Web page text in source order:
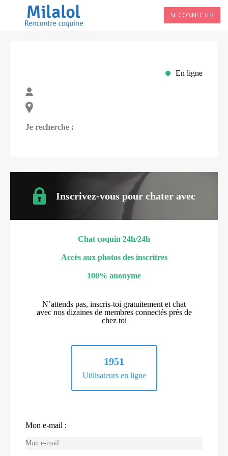
SE CONNECTER
En ligne
Je recherche :
Inscrivez-vous pour chater avec
Chat coquin 24h/24h
Accès aux photos des inscritres
100% anonyme
N’attends pas, inscris-toi gratuitement et chat
avec nos dizaines de membres connectés près de
chez toi
1951
Utilisateurs en ligne
Mon e-mail :